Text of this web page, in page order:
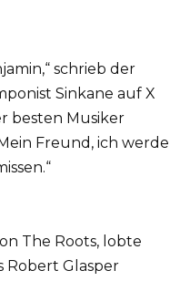
schrieb der
Sinkane auf X
besten Musiker
Freund, ich werde
The Roots, lobte
Robert Glasper